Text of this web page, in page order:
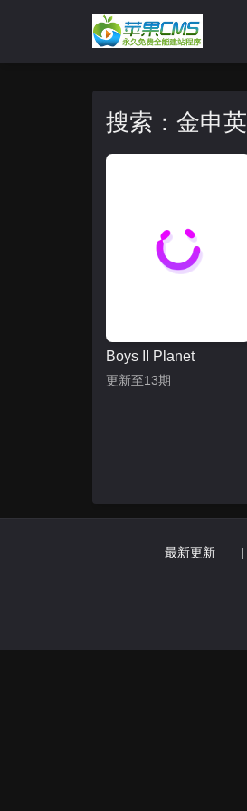
搜索：金申英
Boys II Planet
更新至13期
最新更新 |